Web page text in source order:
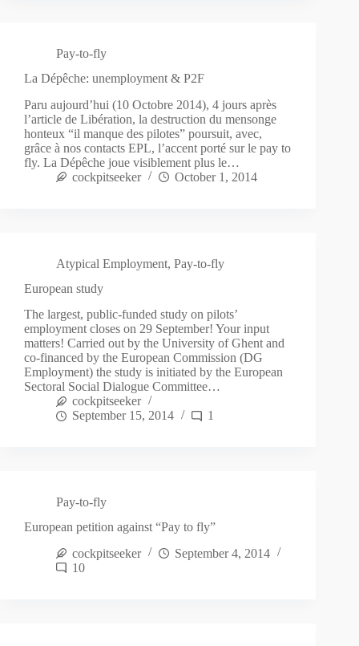
Pay-to-fly
La Dépêche: unemployment & P2F
Paru aujourd’hui (10 Octobre 2014), 4 jours après
l’article de Libération, la destruction du mensonge
honteux “il manque des pilotes” poursuit, avec,
grâce à nos contacts EPL, l’accent porté sur le pay to
fly. La Dépêche joue visiblement plus le…
cockpitseeker
October 1, 2014
Atypical Employment, Pay-to-fly
European study
The largest, public-funded study on pilots’
employment closes on 29 September! Your input
matters! Carried out by the University of Ghent and
co-financed by the European Commission (DG
Employment) the study is initiated by the European
Sectoral Social Dialogue Committee…
cockpitseeker
September 15, 2014
1
Pay-to-fly
European petition against “Pay to fly”
cockpitseeker
September 4, 2014
10